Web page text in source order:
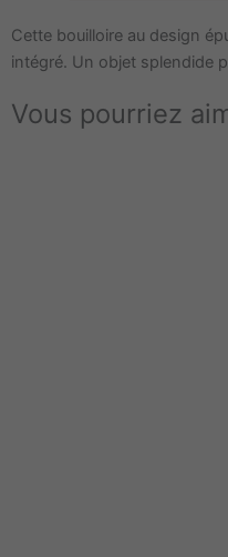
Cette bouilloire au design
intégré. Un objet splendide
Vous pourriez